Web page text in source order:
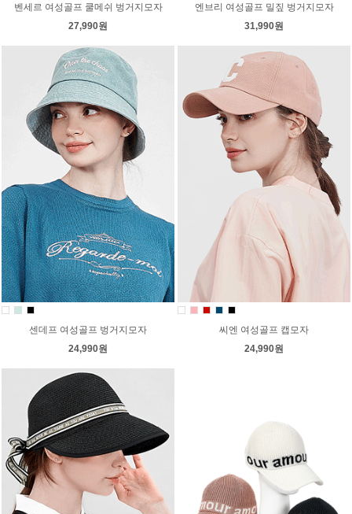
벤세르 여성골프 쿨메쉬 벙거지모자
27,990원
엔브리 여성골프 밀짚 벙거지모자
31,990원
센데프 여성골프 벙거지모자
24,990원
씨엔 여성골프 캡모자
24,990원